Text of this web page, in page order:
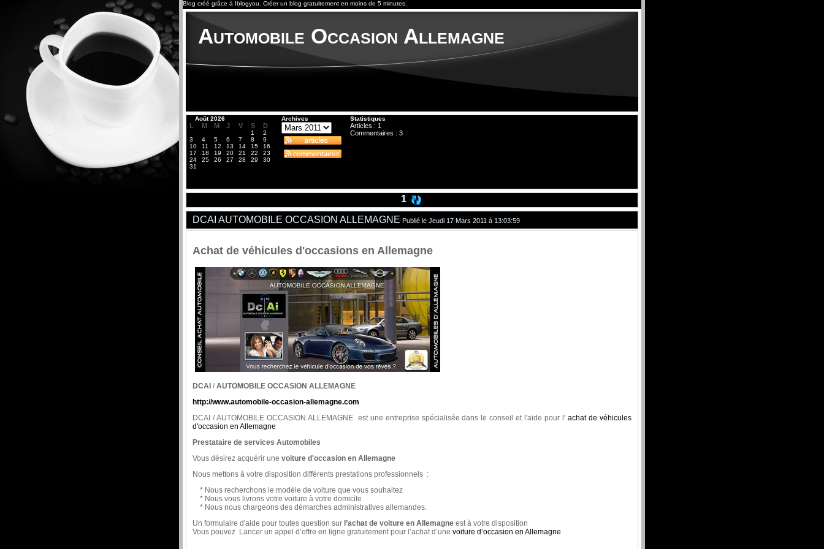
Blog créé grâce à Iblogyou Créer un blog gratuitement en moins de 5 minutes.
Automobile Occasion Allemagne
Août 2026
L M M J V S D
1
2
3
4 5 6 7 8
9
10
11 12 13 14 15
16
17
18 19 20 21 22
23
24
25 26 27 28 29
30
31
Archives Statistiques
Articles : 1
Commentaires : 3
1
DCAI AUTOMOBILE OCCASION ALLEMAGNE Publié le Jeudi 17 Mars 2011 à 13:03:59
Achat de véhicules d'occasions en Allemagne
DCAI /AUTOMOBILE OCCASION ALLEMAGNE
http://www.automobile-occasion-allemagne.com
DCAI / AUTOMOBILE OCCASION ALLEMAGNE est une entreprise spécialisée dans le conseil et l'aide pour l'achat de véhicules
d'occasion en Allemagne
Prestataire de services Automobiles
Vous désirez acquérir une voiture d'occasion en Allemagne
Nous mettons à votre disposition différents prestations professionnels :
* Nous recherchons le modèle de voiture que vous souhaitez
* Nous vous livrons votre voiture à votre domicile
* Nous nous chargeons des démarches administratives allemandes.
Un formulaire d'aide pour toutes question sur l’achat de voiture en Allemagne est à votre disposition
Vous pouvez Lancer un appel d’offre en ligne gratuitement pour l’achat d’une voiture d’occasion en Allemagne